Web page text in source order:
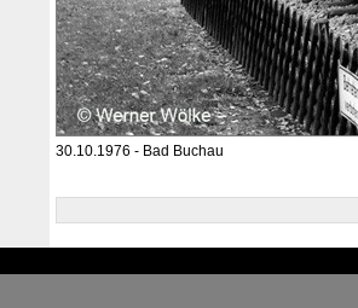
30.10.1976 - Bad Buchau